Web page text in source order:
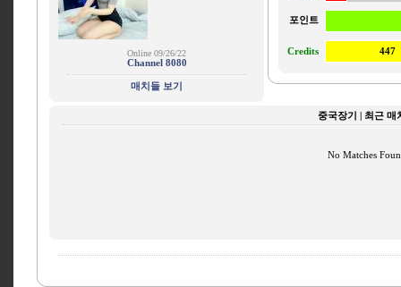
Online 09/26/22
Channel 8080
매치들 보기
포인트
Credits 447
중국장기 | 최근 매
No Matches